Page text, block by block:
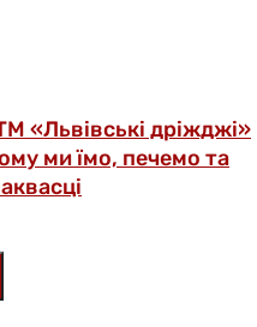
«Львівські дріжджі»
ми їмо, печемо та